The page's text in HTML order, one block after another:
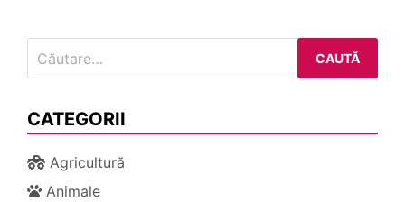
după:
CATEGORII
Agricultură
Animale